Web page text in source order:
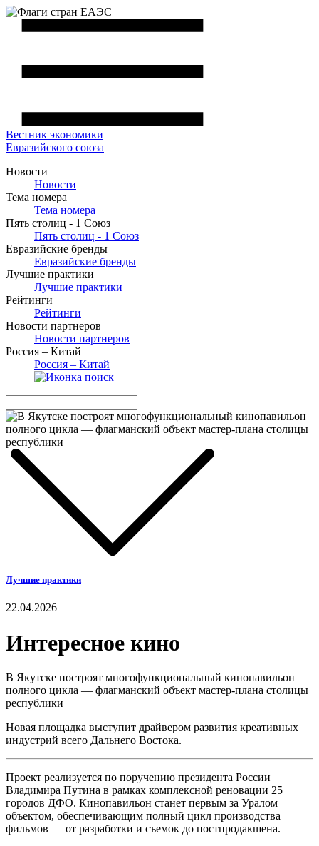
Вестник экономики
Евразийского союза
Новости
Новости
Тема номера
Тема номера
Пять столиц - 1 Союз
Пять столиц - 1 Союз
Евразийские бренды
Евразийские бренды
Лучшие практики
Лучшие практики
Рейтинги
Рейтинги
Новости партнеров
Новости партнеров
Россия – Китай
Россия – Китай
Лучшие практики
22.04.2026
Интересное кино
В Якутске построят многофункциональный кинопавильон
полного цикла — флагманский объект мастер-плана столицы
республики
Новая площадка выступит драйвером развития креативных
индустрий всего Дальнего Востока.
Проект реализуется по поручению президента России
Владимира Путина в рамках комплексной реновации 25
городов ДФО. Кинопавильон станет первым за Уралом
объектом, обеспечивающим полный цикл производства
фильмов — от разработки и съемок до постпродакшена.